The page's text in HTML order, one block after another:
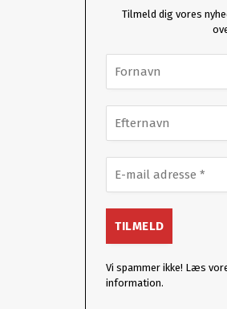
Tilmeld dig vores
Vi spammer ikke! Læs
information.